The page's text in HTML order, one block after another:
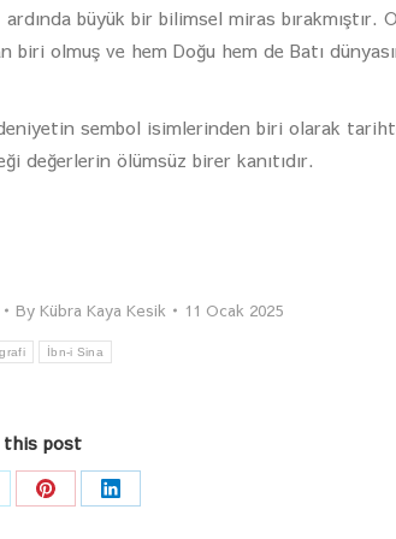
büyük bir bilimsel miras bırakmıştır.
olmuş ve hem Doğu hem de Batı
sembol isimlerinden biri olarak
değerlerin ölümsüz birer kanıtıdır.
By Kübra Kaya Kesik 11 Ocak 2025
İbn-i Sina
this post
Share Share